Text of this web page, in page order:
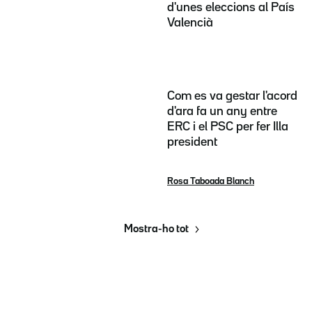
d'unes eleccions al País
Valencià
Com es va gestar l'acord
d'ara fa un any entre
ERC i el PSC per fer Illa
president
Rosa Taboada Blanch
Mostra-ho tot